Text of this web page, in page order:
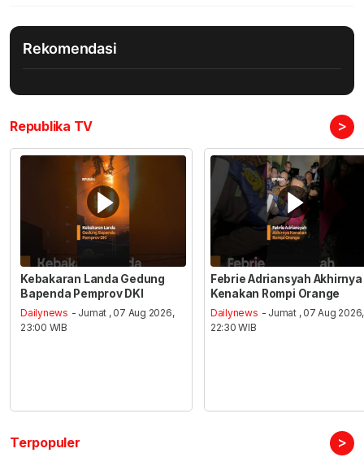
Rekomendasi
Republika TV >
Kebakaran Landa Gedung
Bapenda Pemprov DKI
Dailynews - Jumat , 07 Aug 2026,
23:00 WIB
Febrie Adriansyah Akhirnya
Kenakan Rompi Orange
Dailynews - Jumat , 07 Aug 2026,
22:30 WIB
Terpopuler >